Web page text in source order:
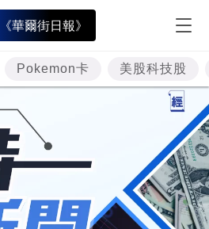
華爾街日報》
Pokemon卡 美股科技股